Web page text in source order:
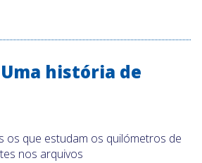
história de
os que estudam os quilómetros de
nos arquivos